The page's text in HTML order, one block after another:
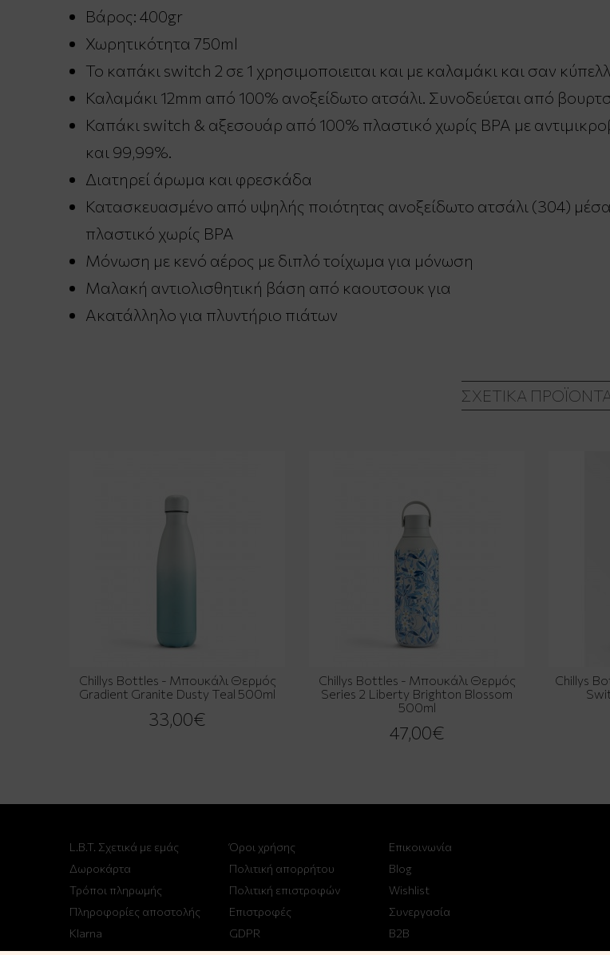
Βάρος: 400gr
Χωρητικότητα 750ml
Το καπάκι switch 2 σε 1 χρησιμοποιειται και με καλαμάκι και σαν
Καλαμάκι 12mm από 100% ανοξείδωτο ατσάλι. Συνοδεύεται από
Καπάκι switch & αξεσουάρ από 100% πλαστικό χωρίς BPA με
και 99,99%.
Διατηρεί άρωμα και φρεσκάδα
Κατασκευασμένο από υψηλής ποιότητας ανοξείδωτο ατσάλι (304)
πλαστικό χωρίς BPA
Μόνωση με κενό αέρος με διπλό τοίχωμα για μόνωση
Μαλακή αντιολισθητική βάση από καουτσουκ για
Ακατάλληλο για πλυντήριο πιάτων
ΣΧΕΤΙΚΆ
Chillys Bottles - Μπουκάλι Θερμός
Gradient Granite Dusty Teal 500ml
33,00€
Chillys Bottles - Μπουκάλι Θερμός
Series 2 Liberty Brighton Blossom
500ml
47,00€
Chillys
L.B.T. Σχετικά με εμάς
Δωροκάρτα
Τρόποι πληρωμής
Πληροφορίες αποστολής
Klarna
Όροι χρήσης
Πολιτική απορρήτου
Πολιτική επιστροφών
Επιστροφές
GDPR
Επικοινωνία
Blog
Wishlist
Συνεργασία
B2B